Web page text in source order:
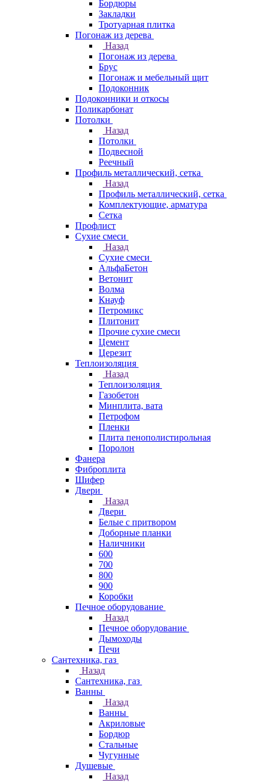
Бордюры
Закладки
Тротуарная плитка
Погонаж из дерева
Назад
Погонаж из дерева
Брус
Погонаж и мебельный щит
Подоконник
Подоконники и откосы
Поликарбонат
Потолки
Назад
Потолки
Подвесной
Реечный
Профиль металлический, сетка
Назад
Профиль металлический, сетка
Комплектующие, арматура
Сетка
Профлист
Сухие смеси
Назад
Сухие смеси
АльфаБетон
Ветонит
Волма
Кнауф
Петромикс
Плитонит
Прочие сухие смеси
Цемент
Церезит
Теплоизоляция
Назад
Теплоизоляция
Газобетон
Минплита, вата
Петрофом
Пленки
Плита пенополистирольная
Поролон
Фанера
Фиброплита
Шифер
Двери
Назад
Двери
Белые с притвором
Доборные планки
Наличники
600
700
800
900
Коробки
Печное оборудование
Назад
Печное оборудование
Дымоходы
Печи
Сантехника, газ
Назад
Сантехника, газ
Ванны
Назад
Ванны
Акриловые
Бордюр
Стальные
Чугунные
Душевые
Назад